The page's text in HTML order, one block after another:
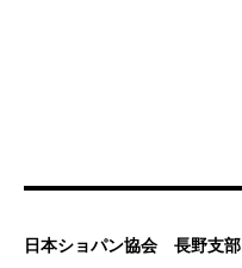
日本ショパン協会 長野支部